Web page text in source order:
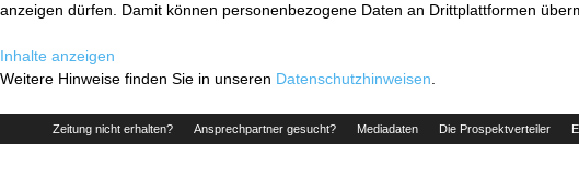
anzeigen dürfen. Damit können personenbezogene Daten an Drittplattformen
Inhalte anzeigen
Weitere Hinweise finden Sie in unseren Datenschutzhinweisen
Zeitung nicht erhalten? Ansprechpartner gesucht? Mediadaten Die Prospektverteiler